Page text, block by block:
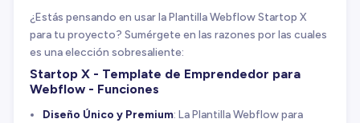
¿Estás pensando en usar la Plantilla Webflow Startop X
para tu proyecto? Sumérgete en las razones por las cuales
es una elección sobresaliente:
Startop X - Template de Emprendedor para
Webflow - Funciones
Diseño Único y Premium: La Plantilla Webflow para